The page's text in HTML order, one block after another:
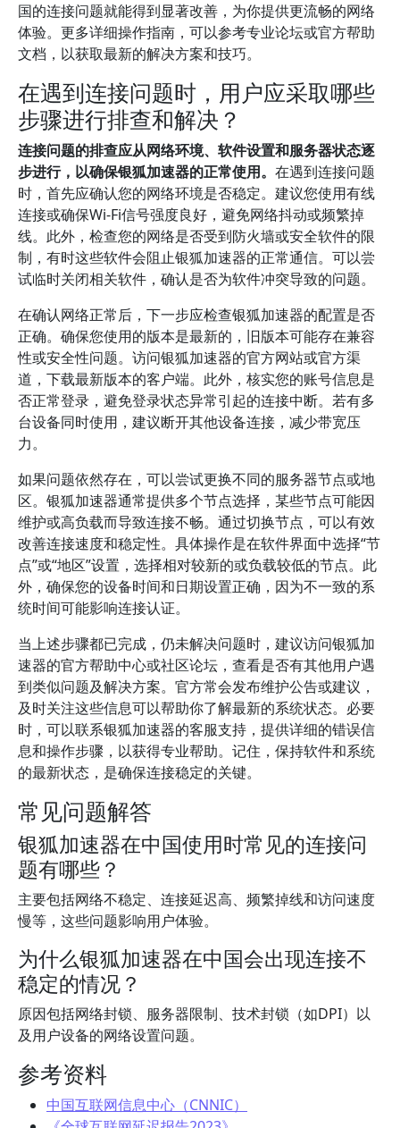
国的连接问题就能得到显著改善，为你提供更流畅的网络
体验。更多详细操作指南，可以参考专业论坛或官方帮助
文档，以获取最新的解决方案和技巧。
在遇到连接问题时，用户应采取哪些
步骤进行排查和解决？
连接问题的排查应从网络环境、软件设置和服务器状态逐
步进行，以确保银狐加速器的正常使用。 在遇到连接问题
时，首先应确认您的网络环境是否稳定。建议您使用有线
连接或确保Wi-Fi信号强度良好，避免网络抖动或频繁掉
线。此外，检查您的网络是否受到防火墙或安全软件的限
制，有时这些软件会阻止银狐加速器的正常通信。可以尝
试临时关闭相关软件，确认是否为软件冲突导致的问题。
在确认网络正常后，下一步应检查银狐加速器的配置是否
正确。确保您使用的版本是最新的，旧版本可能存在兼容
性或安全性问题。访问银狐加速器的官方网站或官方渠
道，下载最新版本的客户端。此外，核实您的账号信息是
否正常登录，避免登录状态异常引起的连接中断。若有多
台设备同时使用，建议断开其他设备连接，减少带宽压
力。
如果问题依然存在，可以尝试更换不同的服务器节点或地
区。银狐加速器通常提供多个节点选择，某些节点可能因
维护或高负载而导致连接不畅。通过切换节点，可以有效
改善连接速度和稳定性。具体操作是在软件界面中选择“节
点”或“地区”设置，选择相对较新的或负载较低的节点。此
外，确保您的设备时间和日期设置正确，因为不一致的系
统时间可能影响连接认证。
当上述步骤都已完成，仍未解决问题时，建议访问银狐加
速器的官方帮助中心或社区论坛，查看是否有其他用户遇
到类似问题及解决方案。官方常会发布维护公告或建议，
及时关注这些信息可以帮助你了解最新的系统状态。必要
时，可以联系银狐加速器的客服支持，提供详细的错误信
息和操作步骤，以获得专业帮助。记住，保持软件和系统
的最新状态，是确保连接稳定的关键。
常见问题解答
银狐加速器在中国使用时常见的连接问
题有哪些？
主要包括网络不稳定、连接延迟高、频繁掉线和访问速度
慢等，这些问题影响用户体验。
为什么银狐加速器在中国会出现连接不
稳定的情况？
原因包括网络封锁、服务器限制、技术封锁（如DPI）以
及用户设备的网络设置问题。
参考资料
中国互联网信息中心（CNNIC）